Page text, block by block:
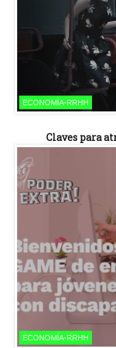
ECONOMÍA-RRHH
Claves para
ECONOMÍA-RRHH